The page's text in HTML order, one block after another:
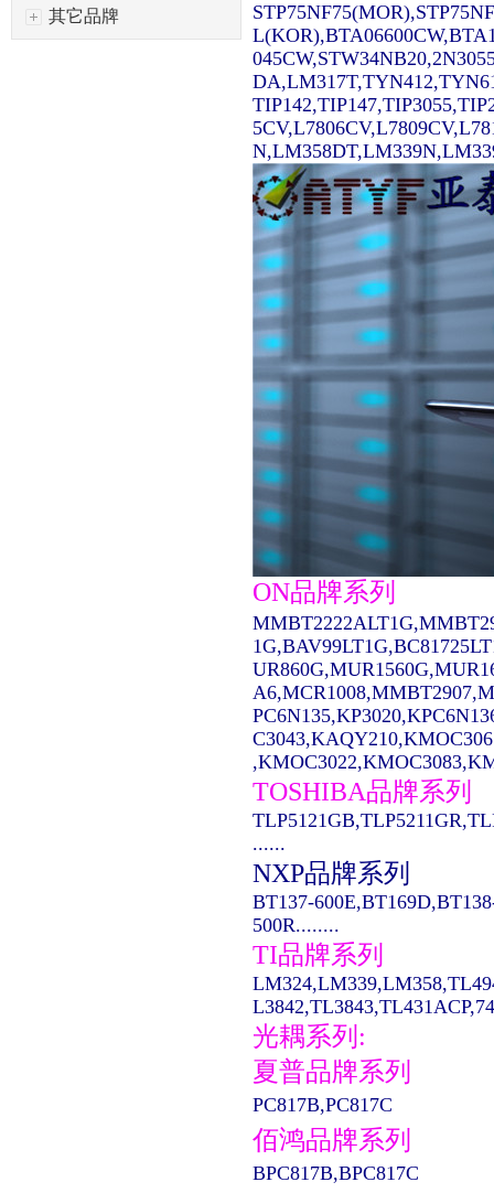
其它品牌
ON品牌系列
TOSHIBA品牌系列
......
NXP品牌系列
BT137-
500R........
TI品牌系列
光耦系列:
夏普品牌系列
PC817B,PC817C
佰鸿品牌系列
BPC817B,BPC817C